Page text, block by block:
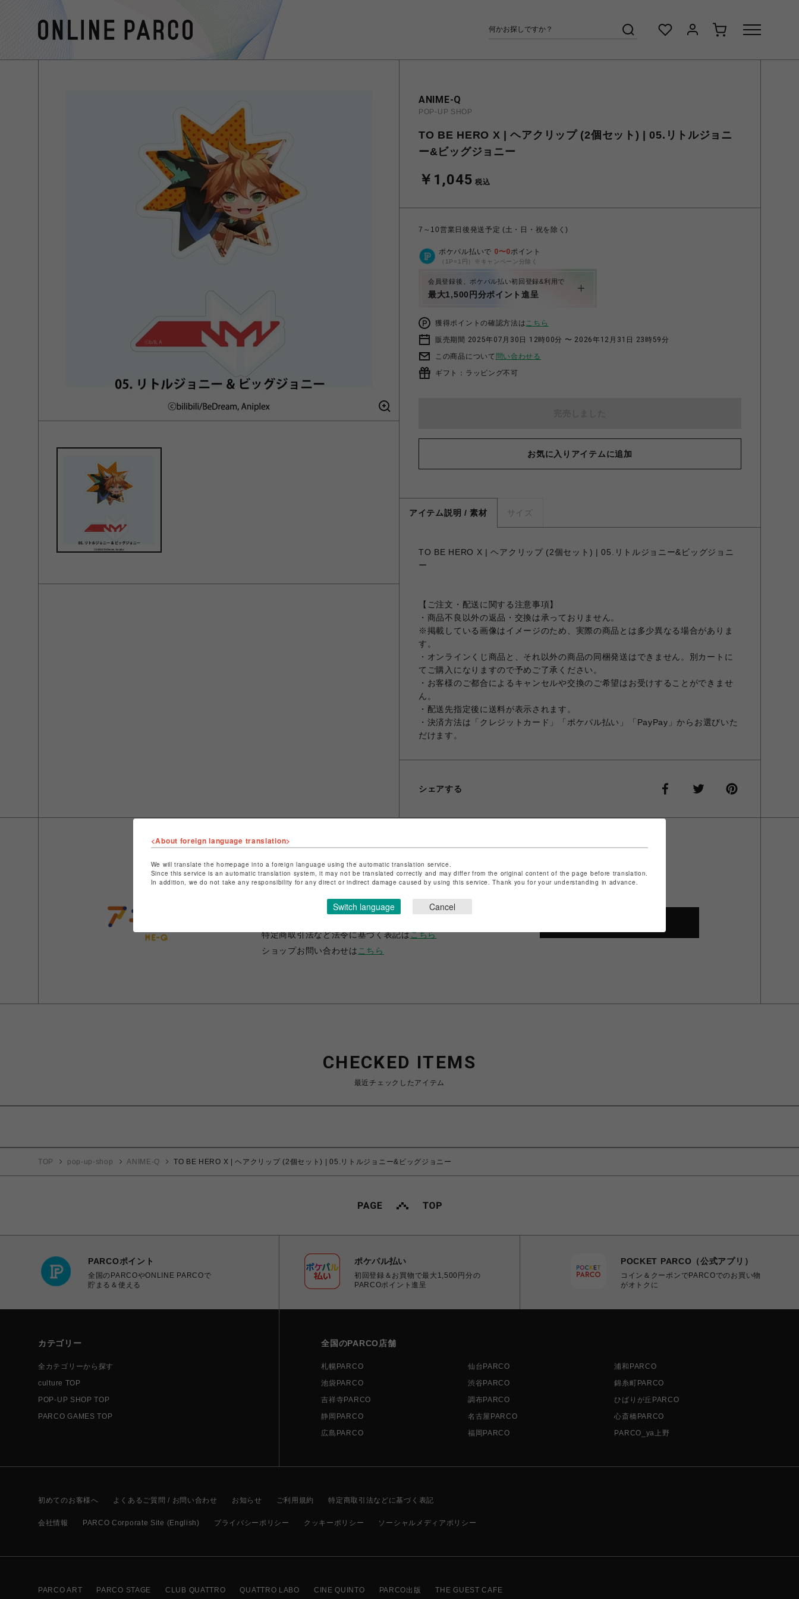
ANIME-Q
POP-UP SHOP
TO BE HERO X | ヘアクリップ (2個セット) | 05.リトルジョニ
ー&ビッグジョニー
￥1,045 税込
7～10営業日後発送予定 (土・日・祝を除く)
ポケパル払いで 0〜0ポイント
（1P=1円）※キャンペーン分除く
会員登録後、ポケパル払い初回登録&利用で
最大1,500円分ポイント進呈
獲得ポイントの確認方法はこちら
販売期間 2025年07月30日 12時00分 〜 2026年12月31日 23時59分
この商品について 問い合わせる
ギフト：ラッピング不可
お気に入りアイテムに追加
アイテム説明 / 素材 サイズ
TO BE HERO X | ヘアクリップ (2個セット) | 05.リトルジョニー&ビッグジョニ
ー
【ご注文・配送に関する注意事項】
・商品不良以外の返品・交換は承っておりません。
※掲載している画像はイメージのため、実際の商品とは多少異なる場合がありま
す。
・オンラインくじ商品と、それ以外の商品の同梱発送はできません。別カートに
てご購入になりますので予めご了承ください。
・お客様のご都合によるキャンセルや交換のご希望はお受けすることができませ
ん。
・配送先指定後に送料が表示されます。
・決済方法は「クレジットカード」「ポケパル払い」「PayPay」からお選びいた
だけます。
シェアする
POP-UP SHOP
特定商取引法など法令に基づく表記はこちら
ショップお問い合わせは こちら
CHECKED ITEMS
最近チェックしたアイテム
TOP pop-up-shop ANIME-Q TO BE HERO X | ヘアクリップ (2個セット) | 05.リトルジョニー&ビッグジョニー
PARCOポイント
全国のPARCOやONLINE PARCOで
貯まる＆使える
ポケパル払い
初回登録＆お買物で最大1,500円分の
PARCOポイント進呈
POCKET PARCO（公式アプリ）
コイン＆クーポンでPARCOでのお買い物
がオトクに
カテゴリー
全カテゴリーから探す
culture TOP
POP-UP SHOP TOP
PARCO GAMES TOP
全国のPARCO店舗
札幌PARCO 仙台PARCO
浦和PARCO
池袋PARCO
渋谷PARCO
錦糸町PARCO
吉祥寺PARCO
調布PARCO
ひばりが丘PARCO
静岡PARCO
名古屋PARCO
心斎橋PARCO
広島PARCO
福岡PARCO PARCO_ya上野
初めてのお客様へ よくあるご質問 / お問い合わせ お知らせ ご利用規約 特定商取引法などに基づく表記
会社情報 PARCO Corporate Site (English) プライバシーポリシー クッキーポリシー ソーシャルメディアポリシー
PARCO ART PARCO STAGE CLUB QUATTRO QUATTRO LABO CINE QUINTO PARCO出版 THE GUEST CAFE
<About foreign language translation>
We will translate the homepage into a foreign language using the automatic translation service.
Since this service is an automatic translation system, it may not be translated correctly and may differ from the original content of the page before translation.
In addition, we do not take any responsibility for any direct or indirect damage caused by using this service. Thank you for your understanding in advance.
Switch language Cancel